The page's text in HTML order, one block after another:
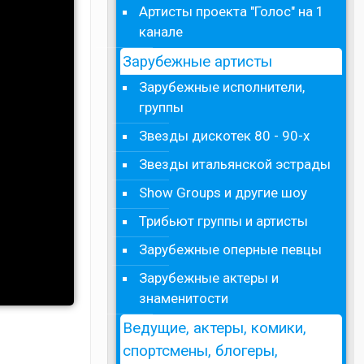
Артисты проекта "Голос" на 1
канале
Зарубежные артисты
Зарубежные исполнители,
группы
Звезды дискотек 80 - 90-х
Звезды итальянской эстрады
Show Groups и другие шоу
Трибьют группы и артисты
Зарубежные оперные певцы
Зарубежные актеры и
знаменитости
Ведущие, актеры, комики,
спортсмены, блогеры,